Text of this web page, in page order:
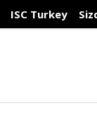
ISC Turkey